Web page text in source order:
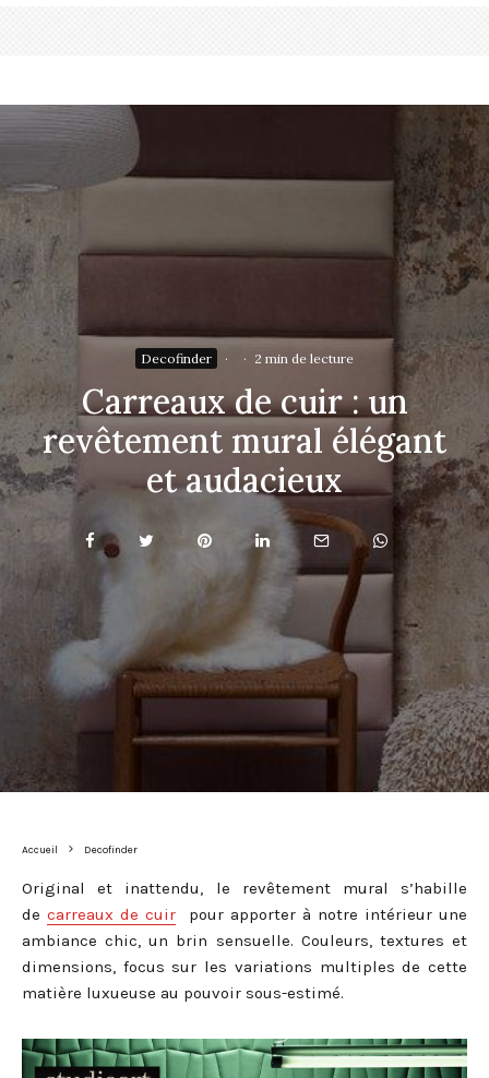
Decofinder · · 2 min de lecture
Carreaux de cuir : un
revêtement mural élégant
et audacieux
Accueil Decofinder
Original et inattendu, le revêtement mural s’habille
de carreaux de cuir pour apporter à notre intérieur une
ambiance chic, un brin sensuelle. Couleurs, textures et
dimensions, focus sur les variations multiples de cette
matière luxueuse au pouvoir sous-estimé.